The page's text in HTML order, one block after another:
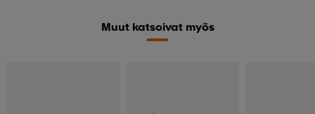
Muut katsoivat myös